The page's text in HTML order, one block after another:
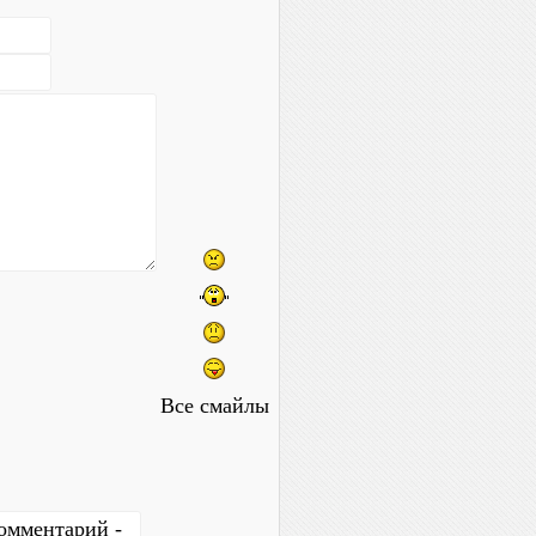
Все смайлы